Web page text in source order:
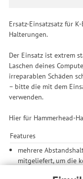
Ersatz-Einsatzsatz für
Halterungen.
Der Einsatz ist extrem
Laschen deines
irreparablen Schäden
– bitte die mit dem
verwenden.
Hier für Hammerhead-
Features
mehrere
mitgeliefert, um die